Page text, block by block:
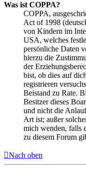
Was ist COPPA?
COPPA,
Act of 1998
von Kindern im
USA, welches
persönliche Daten
hierzu die
der
bist, ob dies auf
registrieren
Beistand zu Rate.
Besitzer dieses
und nicht die
Art ist; außer
mich wenden, falls
zu diesem Forum
Nach oben